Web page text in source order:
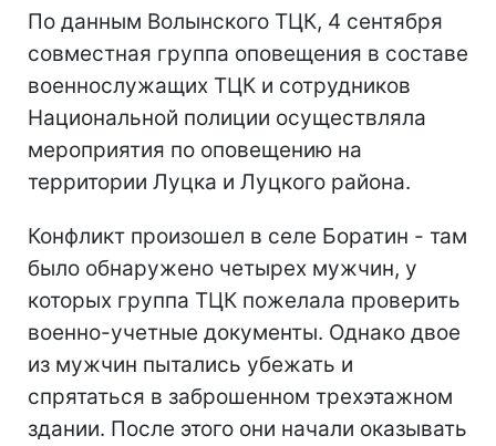
По данным Волынского ТЦК, 4 сентября
совместная группа оповещения в составе
военнослужащих ТЦК и сотрудников
Национальной полиции осуществляла
мероприятия по оповещению на
территории Луцка и Луцкого района.
Конфликт произошел в селе Боратин - там
было обнаружено четырех мужчин, у
которых группа ТЦК пожелала проверить
военно-учетные документы. Однако двое
из мужчин пытались убежать и
спрятаться в заброшенном трехэтажном
здании. После этого они начали оказывать